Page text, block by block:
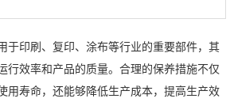
于印刷、复印、涂布等行业的重要部件，其
行效率和产品的质量。合理的保养措施不仅
用寿命，还能够降低生产成本，提高生产效